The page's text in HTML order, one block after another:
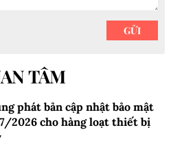
TÂM
phát bản cập nhật bảo mật
2026 cho hàng loạt thiết bị